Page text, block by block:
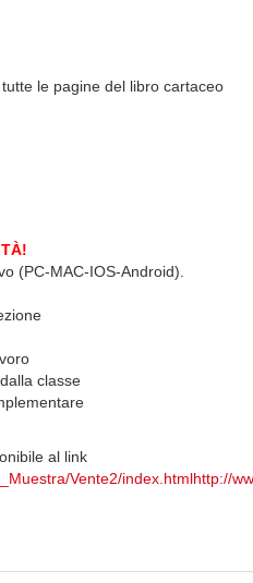
le pagine del libro cartaceo
(PC-MAC-IOS-Android).
classe
al link
Vente2/index.htmlhttp://